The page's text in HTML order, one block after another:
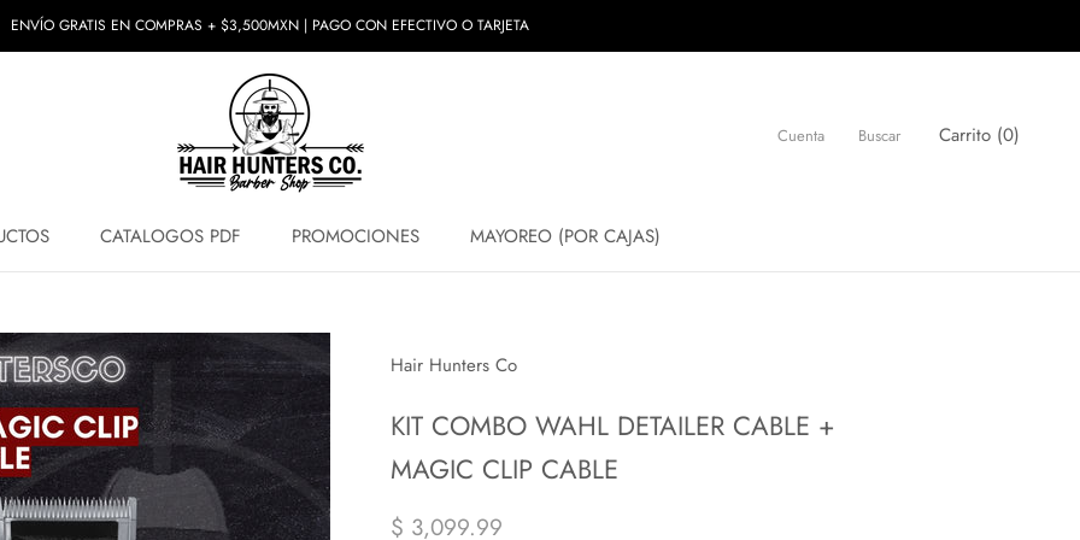
ENVÍO GRATIS EN COMPRAS + $3,500MXN | PAGO CON EFECTIVO O TARJETA
CATALOGOS PDF
PROMOCIONES
MAYOREO (POR CAJAS)
Cuenta Buscar Carrito (0)
Hair Hunters Co
KIT COMBO WAHL DETAILER CABLE +
MAGIC CLIP CABLE
$ 3,099.99